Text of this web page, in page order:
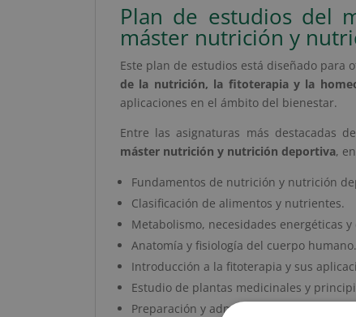
Plan de estudios del
máster nutrición y
Este plan de estudios está diseñado
de la nutrición, la fitoterapia y la
aplicaciones en el ámbito del bienestar.
Entre las asignaturas más destacadas
máster nutrición y nutrición deportiva,
Fundamentos de nutrición y nutrición
Clasificación de alimentos y nutrientes.
Metabolismo, necesidades energéticas
Anatomía y fisiología del cuerpo humano.
Introducción a la fitoterapia y sus
Estudio de plantas medicinales y
Preparación y administración de